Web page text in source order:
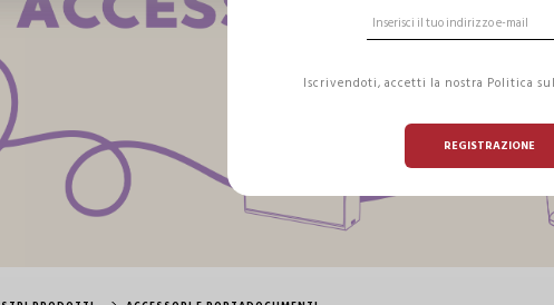
Iscrivendoti, accetti la nostra Politica
REGISTRAZIONE